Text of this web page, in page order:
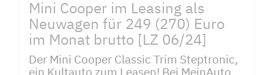
Mini Cooper im Leasing als
Neuwagen für 249 (270) Euro
im Monat brutto [LZ 06/24]
Der Mini Cooper Classic Trim Steptronic,
ein Kultauto zum Leasen! Bei MeinAuto